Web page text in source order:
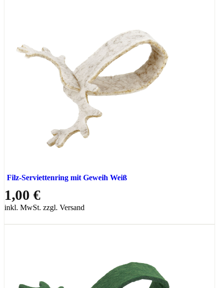
Filz-Serviettenring mit Geweih Weiß
1,00 €
inkl. MwSt. zzgl. Versand